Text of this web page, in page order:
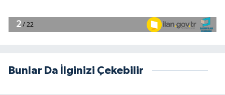
Bunlar Da İlginizi Çekebilir